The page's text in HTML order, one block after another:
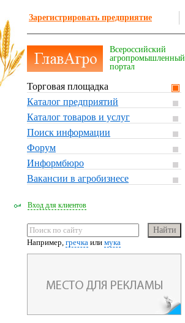
Зарегистрировать предприятие
Всероссийский
агропромышленный
портал
Торговая площадка
Каталог предприятий
Каталог товаров и услуг
Поиск информации
Форум
Информбюро
Вакансии в агробизнесе
Вход для клиентов
Например, гречка или мука